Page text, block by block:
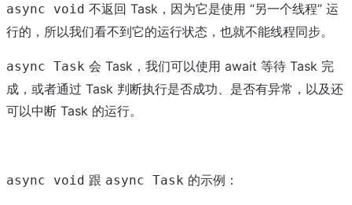
async void 不返回 Task，因为它是使用 “另一个线程” 运
行的，所以我们看不到它的运行状态，也就不能线程同步。
async Task 会 Task，我们可以使用 await 等待 Task 完
成，或者通过 Task 判断执行是否成功、是否有异常，以及还
可以中断 Task 的运行。
async void 跟 async Task 的示例：